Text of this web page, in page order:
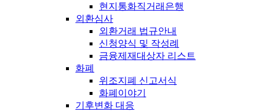
현지통화직거래은행
외환심사
외환거래 법규안내
신청양식 및 작성례
금융제재대상자 리스트
화폐
위조지폐 신고서식
화폐이야기
기후변화 대응